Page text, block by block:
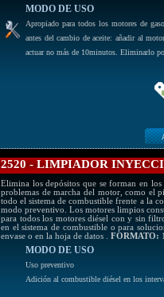
MODO DE USO
Apropiado para todos los motores de
antes del cambio de aceite: añadir al
actuar no más de 10minutos. Eliminarlo
2520 - LIMPIADOR
Elimina los depósitos que se forman en
problemas de marcha del motor, como el
todo el sistema de combustible frente a la
modo preventivo. Los motores limpios
para todos los motores diésel con y sin
en el sistema de combustible o para
envase o en la hoja de datos . FORMATO:
MODO DE USO
Uso preventivo
Adición al combustible diésel en los